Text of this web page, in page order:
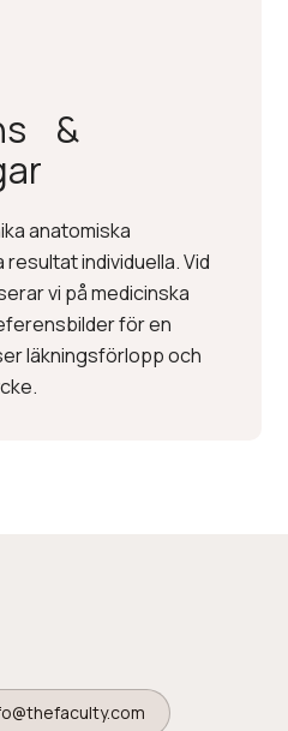
&
anatomiska
individuella. Vid
vi på medicinska
för en
läkningsförlopp och